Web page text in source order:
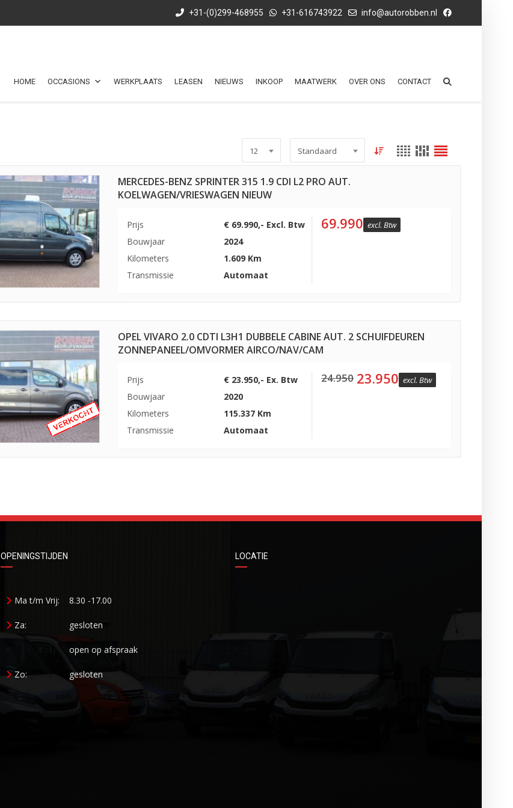
+31-(0)299-468955 +31-616743922 info@autorobben.nl
HOME OCCASIONS WERKPLAATS LEASEN NIEUWS INKOOP MAATWERK OVER ONS CONTACT
12 Standaard
MERCEDES-BENZ SPRINTER 315 1.9 CDI L2 PRO AUT.
KOELWAGEN/VRIESWAGEN NIEUW
Prijs
€ 69.990,- Excl. Btw
Bouwjaar
2024
Kilometers
1.609 Km
Transmissie
Automaat
69.990 excl. Btw
OPEL VIVARO 2.0 CDTI L3H1 DUBBELE CABINE AUT. 2 SCHUIFDEUREN
ZONNEPANEEL/OMVORMER AIRCO/NAV/CAM
Prijs
€ 23.950,- Ex. Btw
Bouwjaar
2020
Kilometers
115.337 Km
Transmissie
Automaat
24.950 23.950 excl. Btw
OPENINGSTIJDEN
Ma t/m Vrij: 8.30 -17.00
Za: gesloten
open op afspraak
Zo: gesloten
LOCATIE